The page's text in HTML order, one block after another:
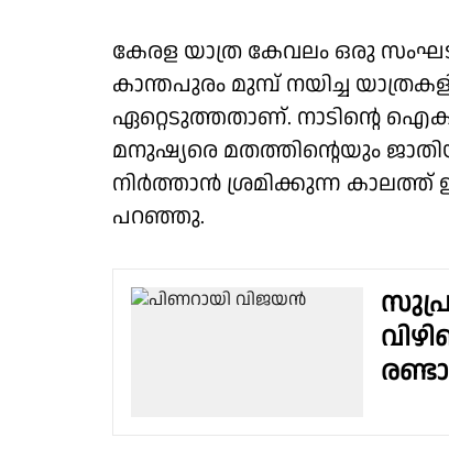
കേരള യാത്ര കേവലം ഒരു
കാന്തപുരം മുമ്പ് നയിച്ച
ഏറ്റെടുത്തതാണ്. നാടിൻ്റെ
മനുഷ്യരെ മതത്തിൻ്റെയും
നിർത്താൻ ശ്രമിക്കുന്ന
പറഞ്ഞു.